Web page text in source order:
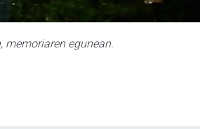
memoriaren egunean.